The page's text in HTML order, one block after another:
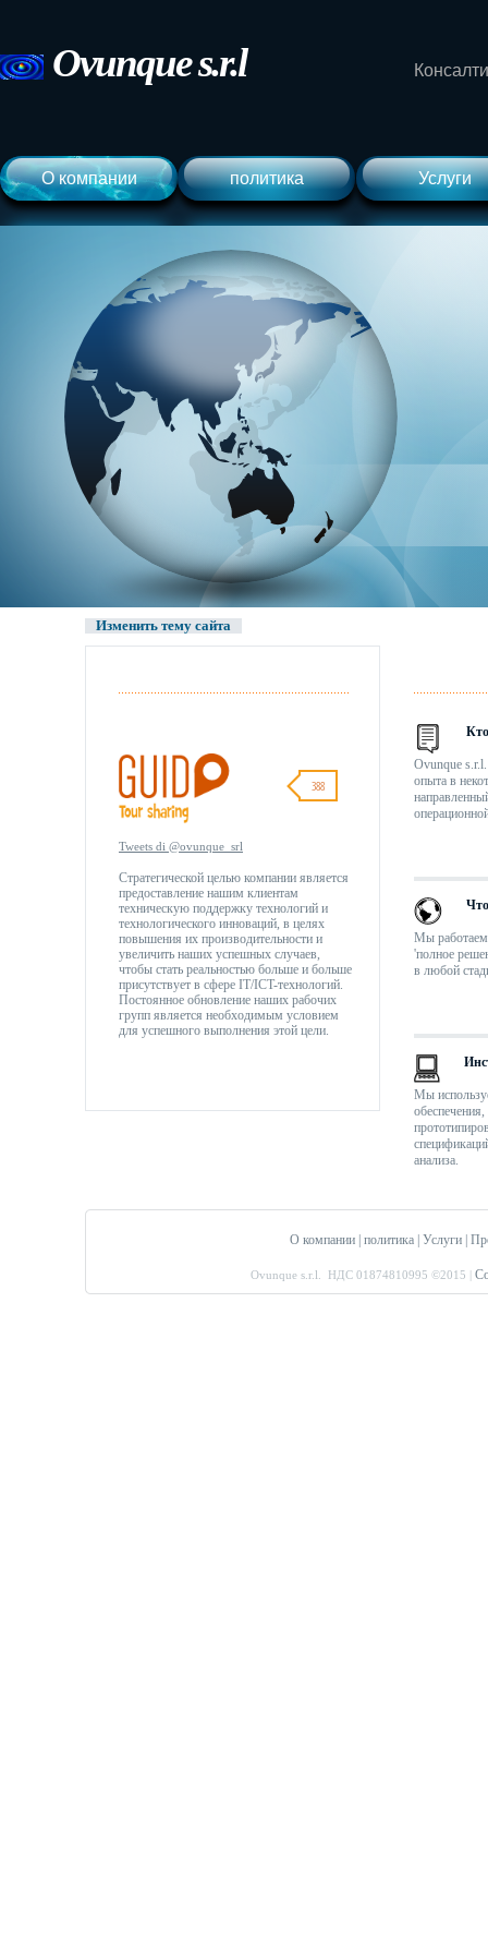
Ovunques.r.l
О компании политика Услуги
Изменить тему сайта
388
Tweets di @ovunque_srl
Стратегической целью компании является
предоставление нашим клиентам
техническую поддержку технологий и
технологического инноваций, в целях
повышения их производительности и
увеличить наших успешных случаев,
чтобы стать реальностью больше и больше
присутствует в сфере IT/ICT-технологий.
Постоянное обновление наших рабочих
групп является необходимым условием
для успешного выполнения этой цели.
Ovunque
опыта в
Мы работаем
'полное
в любой
Мы
анализа.
О компании| политика| Услуги|
Ovunque s.r.l. НДС 01874810995 ©2015